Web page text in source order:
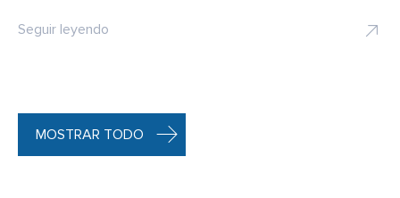
Seguir leyendo
MOSTRAR TODO